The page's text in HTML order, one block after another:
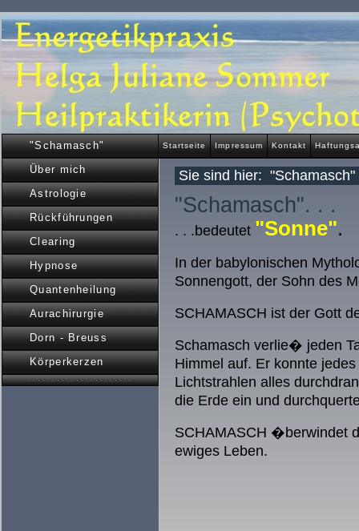
"Schamasch"
Über mich
Astrologie
Rückführungen
Clearing
Hypnose
Quantenheilung
Aurachirurgie
Dorn - Breuss
Körperkerzen
Startseite Impressum Kontakt
Sie sind hier: "Schamasch"
"Schamasch". . .
. . .bedeutet "Sonne".
In der babylonischen
Sonnengott, der Sohn des
SCHAMASCH ist der Gott
Schamasch verlie� jeden
Himmel auf. Er konnte
Lichtstrahlen alles
die Erde ein und
SCHAMASCH �berwindet
ewiges Leben.